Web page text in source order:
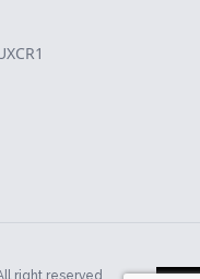
right reserved.